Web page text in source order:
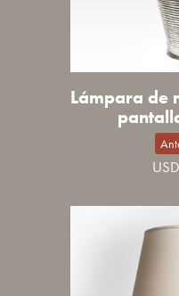
Lámpara de
USD